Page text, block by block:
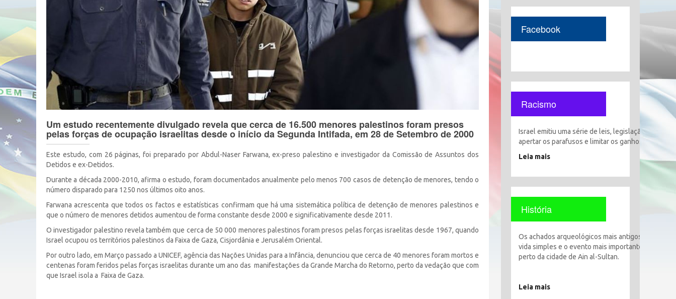
Um estudo recentemente divulgado revela que cerca de 16.500 menores palestinos foram presos
pelas forças de ocupação israelitas desde o início da Segunda Intifada, em 28 de Setembro de 2000
Este estudo, com 26 páginas, foi preparado por Abdul-Naser Farwana, ex-preso palestino e investigador da Comissão de Assuntos dos
Detidos e ex-Detidos.
Durante a década 2000-2010, afirma o estudo, foram documentados anualmente pelo menos 700 casos de detenção de menores, tendo o
número disparado para 1250 nos últimos oito anos.
Farwana acrescenta que todos os factos e estatísticas confirmam que há uma sistemática política de detenção de menores palestinos e
que o número de menores detidos aumentou de forma constante desde 2000 e significativamente desde 2011.
O investigador palestino revela também que cerca de 50 000 menores palestinos foram presos pelas forças israelitas desde 1967, quando
Israel ocupou os territórios palestinos da Faixa de Gaza, Cisjordânia e Jerusalém Oriental.
Por outro lado, em Março passado a UNICEF, agência das Nações Unidas para a Infância, denunciou que cerca de 40 menores foram mortos e
centenas foram feridos pelas forças israelitas durante um ano das manifestações da Grande Marcha do Retorno, perto da vedação que com
que Israel isola a Faixa de Gaza.
Facebook
Racismo
Israel emitiu uma série de leis, legislação e
apertar os parafusos e limitar os ganhos,
Leia mais
História
Os achados arqueológicos mais antigos
vida simples e o evento mais importante foi o
perto da cidade de Ain al-Sultan.
Leia mais